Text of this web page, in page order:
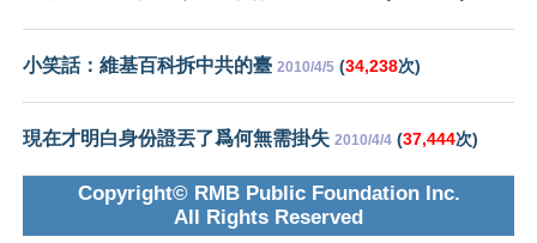
小笑話：維基百科拆中共的臺 2010/4/5 (34,238次)
現在才明白身份證丟了爲何無需掛失 2010/4/4 (37,444次)
Copyright© RMB Public Foundation Inc.
All Rights Reserved